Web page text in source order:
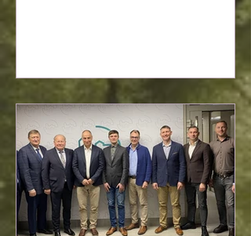
įkrovimo prieigų įrengimas
darbovietėse“ paskatino MB Inter
rem suplanuoti įsirengti
elektromobilio įkrovimo prieigas.
Jungtinio projekto projektas
įgyvendinamas pagal ekonomikos
gaivinimo ir atsparumo didinimo
planą „Naujos kartos Lietuva“,
finansuojamą Europos Sąju